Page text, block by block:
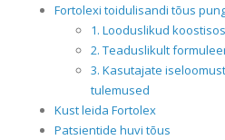
Fortolexi toidulisandi tõus
1. Looduslikud
2. Teaduslikult
3. Kasutajate
tulemused
Kust leida Fortolex
Patsientide huvi tõus